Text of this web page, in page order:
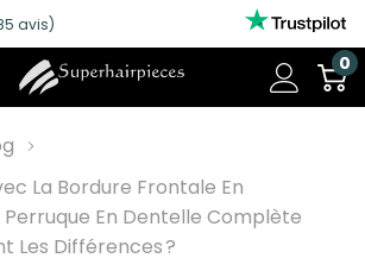
avis)
0
La Bordure Frontale En
Perruque En Dentelle Complète
Les Différences ?